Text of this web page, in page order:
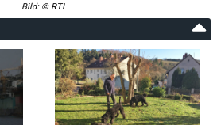
Bild: © RTL